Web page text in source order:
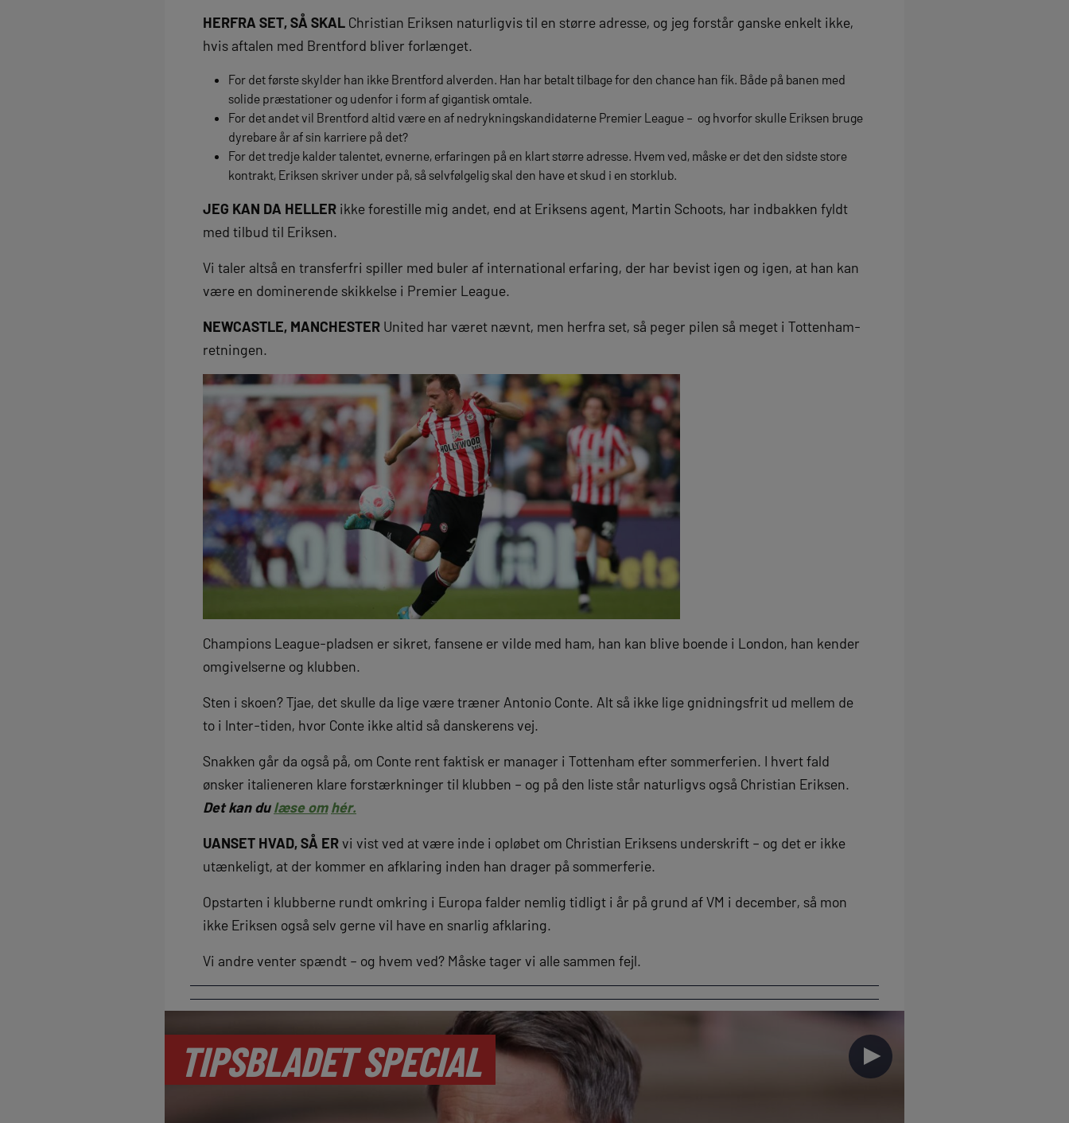
HERFRA SET, SÅ SKAL Christian Eriksen naturligvis til en større adresse, og jeg forstår ganske enkelt ikke,
hvis aftalen med Brentford bliver forlænget.
For det første skylder han ikke Brentford alverden. Han har betalt tilbage for den chance han fik. Både på banen med
solide præstationer og udenfor i form af gigantisk omtale.
For det andet vil Brentford altid være en af nedrykningskandidaterne Premier League – og hvorfor skulle Eriksen bruge
dyrebare år af sin karriere på det?
For det tredje kalder talentet, evnerne, erfaringen på en klart større adresse. Hvem ved, måske er det den sidste store
kontrakt, Eriksen skriver under på, så selvfølgelig skal den have et skud i en storklub.
JEG KAN DA HELLER ikke forestille mig andet, end at Eriksens agent, Martin Schoots, har indbakken fyldt
med tilbud til Eriksen.
Vi taler altså en transferfri spiller med buler af international erfaring, der har bevist igen og igen, at han kan
være en dominerende skikkelse i Premier League.
NEWCASTLE, MANCHESTER United har været nævnt, men herfra set, så peger pilen så meget i Tottenham-
retningen.
Champions League-pladsen er sikret, fansene er vilde med ham, han kan blive boende i London, han kender
omgivelserne og klubben.
Sten i skoen? Tjae, det skulle da lige være træner Antonio Conte. Alt så ikke lige gnidningsfrit ud mellem de
to i Inter-tiden, hvor Conte ikke altid så danskerens vej.
Snakken går da også på, om Conte rent faktisk er manager i Tottenham efter sommerferien. I hvert fald
ønsker italieneren klare forstærkninger til klubben – og på den liste står naturligvs også Christian Eriksen.
Det kan dulæse om hér.
UANSET HVAD, SÅ ERvi vist ved at være inde i opløbet om Christian Eriksens underskrift – og det er ikke
utænkeligt, at der kommer en afklaring inden han drager på sommerferie.
Opstarten i klubberne rundt omkring i Europa falder nemlig tidligt i år på grund af VM i december, så mon
ikke Eriksen også selv gerne vil have en snarlig afklaring.
Vi andre venter spændt – og hvem ved? Måske tager vi alle sammen fejl.
TIPSBLADET SPECIAL ►